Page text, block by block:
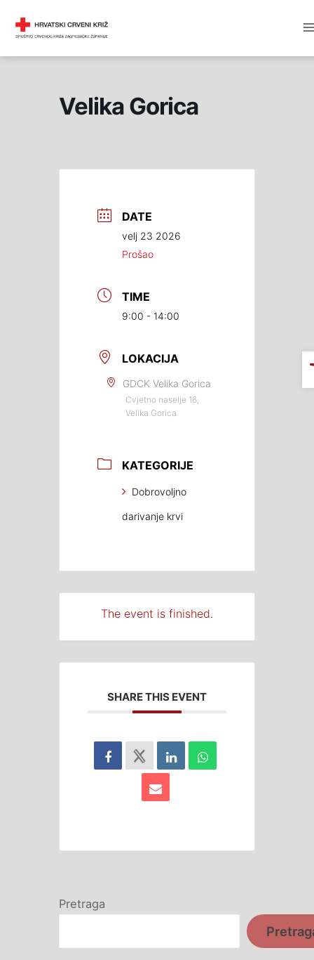
Velika Gorica
DATE
velj 23 2026
Prošao
TIME
9:00 - 14:00
LOKACIJA
GDCK Velika Gorica
Cvjetno naselje 16,
Velika Gorica
KATEGORIJE
Dobrovoljno
darivanje krvi
The event is finished.
SHARE THIS EVENT
Pretraga